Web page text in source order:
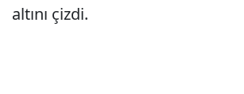
altını çizdi.